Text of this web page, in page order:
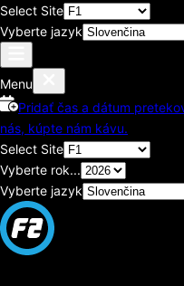
Select Site
Vyberte jazyk
Menu
Pridať čas a dátum
nás, kúpte nám kávu.
Select Site
Vyberte rok...
Vyberte jazyk